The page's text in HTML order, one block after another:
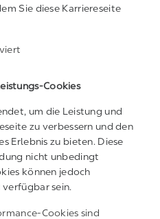
Sie diese Karriereseite
Cookies
um die Leistung und
zu verbessern und den
Erlebnis zu bieten. Diese
nicht unbedingt
können jedoch
sein.
Cookies sind